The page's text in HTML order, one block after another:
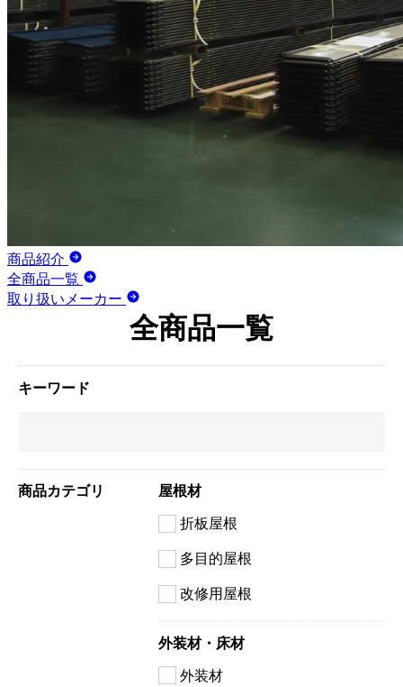
商品紹介
全商品一覧
取り扱いメーカー
全商品一覧
キーワード
商品カテゴリ 屋根材
折板屋根
多目的屋根
改修用屋根
外装材・床材
外装材